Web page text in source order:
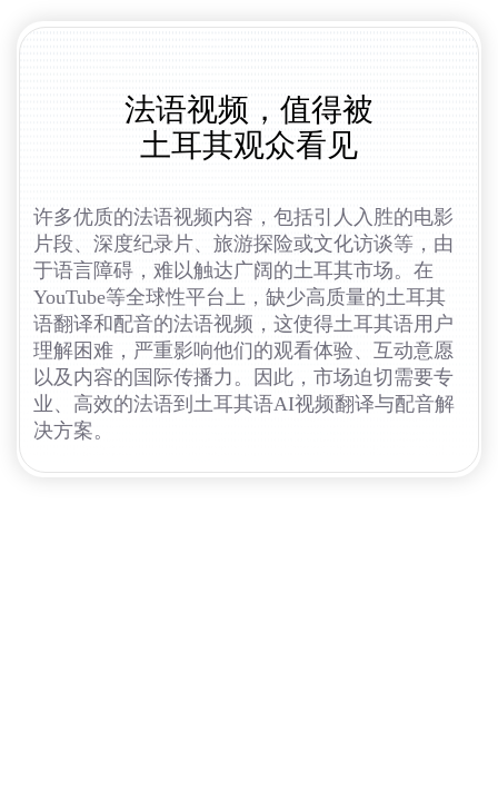
法语视频，值得被
土耳其观众看见
许多优质的法语视频内容，包括引人入胜的电影
片段、深度纪录片、旅游探险或文化访谈等，由
于语言障碍，难以触达广阔的土耳其市场。在
YouTube等全球性平台上，缺少高质量的土耳其
语翻译和配音的法语视频，这使得土耳其语用户
理解困难，严重影响他们的观看体验、互动意愿
以及内容的国际传播力。因此，市场迫切需要专
业、高效的法语到土耳其语AI视频翻译与配音解
决方案。